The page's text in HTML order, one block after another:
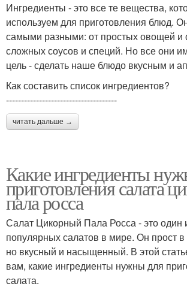
Ингредиенты - это все те вещества,
используем для приготовления блюд.
самыми разными: от простых овощей и
сложных соусов и специй. Но все они
цель - сделать наше блюдо вкусным и
Как составить список ингредиентов?
-------------------------------------
читать дальше →
Какие ингредиенты
приготовления салата
пала росса
Салат Цикорный Пала Росса - это один
популярных салатов в мире. Он прост в
но вкусный и насыщенный. В этой
вам, какие ингредиенты нужны для
салата.